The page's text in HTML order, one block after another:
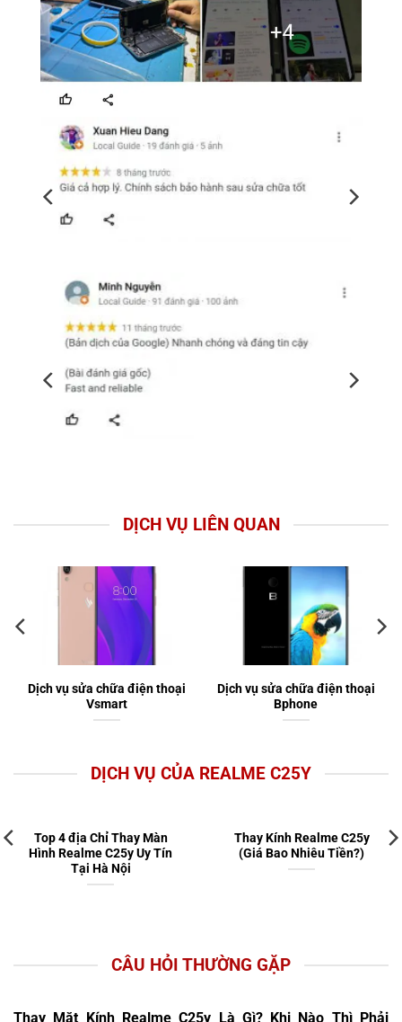
DỊCH VỤ LIÊN QUAN
Dịch vụ sửa chữa điện thoại
Vsmart
Dịch vụ sửa chữa điện thoại
Bphone
DỊCH VỤ CỦA REALME C25Y
Top 4 địa Chỉ Thay Màn
Hình Realme C25y Uy Tín
Tại Hà Nội
Thay Kính Realme C25y
(Giá Bao Nhiêu Tiền?)
CÂU HỎI THƯỜNG GẶP
Thay Mặt Kính Realme C25y Là Gì? Khi Nào Thì Phải